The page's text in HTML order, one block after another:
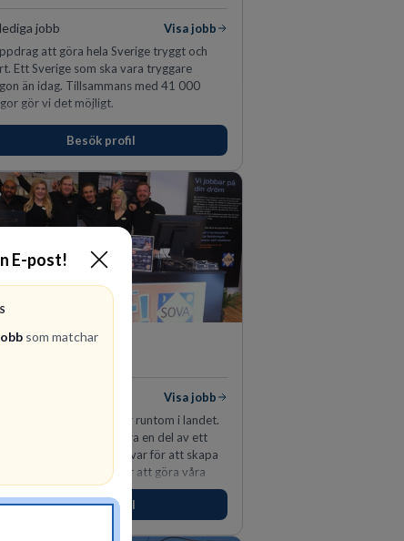
E-post!
som matchar
jobb
Visa jobb
att göra hela Sverige tryggt och
Ett Sverige som ska vara tryggare
än idag. Tillsammans med 41 000
gör vi det möjligt.
Besök profil
SOVA
Visa jobb
finns idag på 22 platser runtom i landet.
på SOVA är att vara en del av ett
Vi har ett gemensamt ansvar för att skapa
arbetsplats och för att göra våra
nöjda. Som medarbetare hos oss
du visa engagemang, öppenhet,
Besök profil